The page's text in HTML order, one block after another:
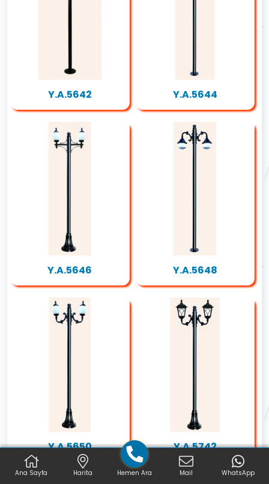
Y.A.5642 Y.A.5644
Y.A.5646 Y.A.5648
Y.A.5650 Y.A.5742
Ana Sayfa Harita Hemen Ara Mail WhatsApp